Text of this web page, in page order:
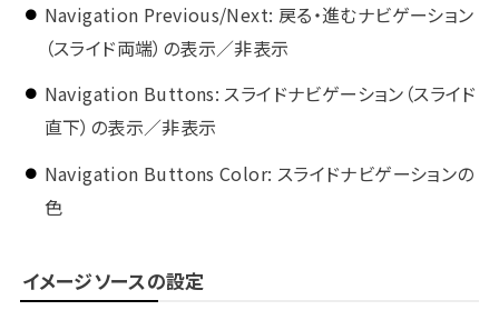
Navigation Previous/Next: 戻る・進むナビゲーション
（スライド両端）の表示／非表示
Navigation Buttons: スライドナビゲーション（スライド
直下）の表示／非表示
Navigation Buttons Color: スライドナビゲーションの
色
イメージソースの設定